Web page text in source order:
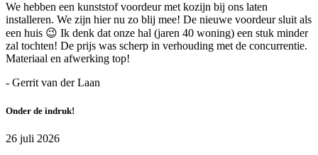
We hebben een kunststof voordeur met kozijn bij ons laten
installeren. We zijn hier nu zo blij mee! De nieuwe voordeur sluit als
een huis 😉 Ik denk dat onze hal (jaren 40 woning) een stuk minder
zal tochten! De prijs was scherp in verhouding met de concurrentie.
Materiaal en afwerking top!
- Gerrit van der Laan
Onder de indruk!
26 juli 2026